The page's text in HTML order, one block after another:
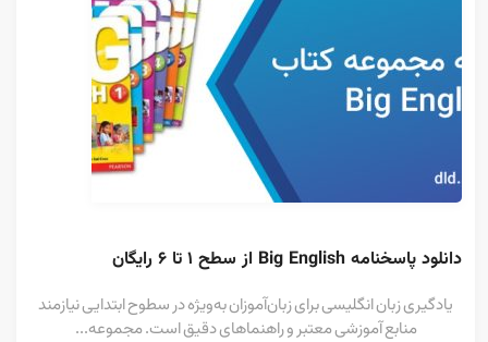
دانلود پاسخنامه Big English از سطح ۱ تا ۶ رایگان
یادگیری زبان انگلیسی برای زبان‌آموزان به‌ویژه در سطوح ابتدایی نیازمند
منابع آموزشی معتبر و راهنماهای دقیق است. مجموعه...